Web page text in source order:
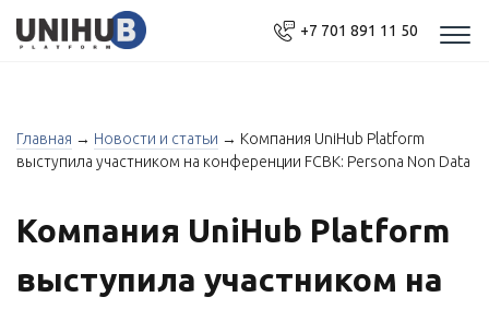
+7 701 891 11 50
Главная → Новости и статьи → Компания UniHub Platform
выступила участником на конференции FCBK: Persona Non Data
Компания UniHub Platform
выступила участником на